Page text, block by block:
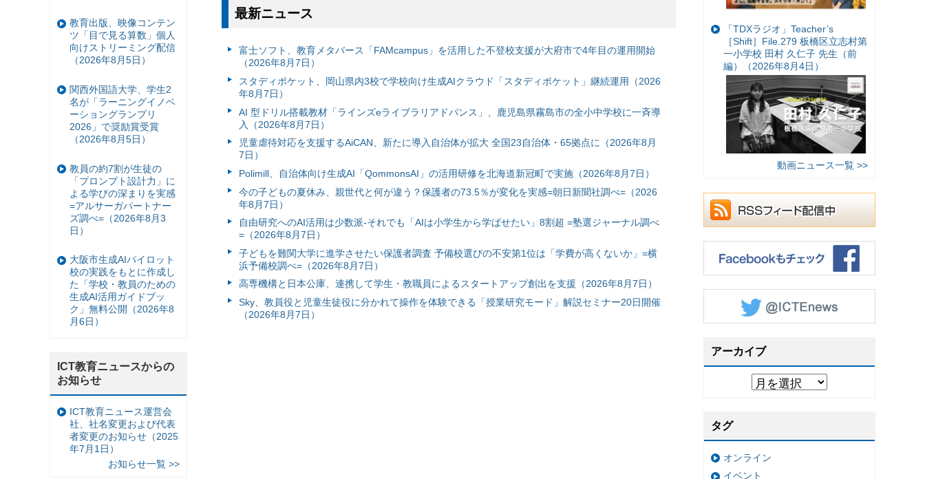
最新ニュース
富⼠ソフト、教育メタバース「FAMcampus」を活用した不登校支援が大府市で4年目の運用開始
（2026年8月7日）
スタディポケット、岡山県内3校で学校向け生成AIクラウド「スタディポケット」継続運用（2026
年8月7日）
AI 型ドリル搭載教材「ラインズeライブラリアドバンス」、鹿児島県霧島市の全小中学校に一斉導
入（2026年8月7日）
児童虐待対応を支援するAiCAN、新たに導入自治体が拡大 全国23自治体・65拠点に（2026年8月
7日）
Polimill、自治体向け生成AI「QommonsAI」の活用研修を北海道新冠町で実施（2026年8月7日）
今の子どもの夏休み、親世代と何が違う？保護者の73.5％が変化を実感=朝日新聞社調べ=（2026
年8月7日）
自由研究へのAI活用は少数派-それでも「AIは小学生から学ばせたい」8割超 =塾選ジャーナル調べ
=（2026年8月7日）
子どもを難関大学に進学させたい保護者調査 予備校選びの不安第1位は「学費が高くないか」=横
浜予備校調べ=（2026年8月7日）
高専機構と日本公庫、連携して学生・教職員によるスタートアップ創出を支援（2026年8月7日）
Sky、教員役と児童生徒役に分かれて操作を体験できる「授業研究モード」解説セミナー20日開催
（2026年8月7日）
「TDXラジオ」Teacher’s
［Shift］File.279 板橋区立志村第
一小学校 田村 久仁子 先生（前
編）（2026年8月4日）
動画ニュース一覧 >>
アーカイブ
タグ
オンライン
イベント
教育出版、映像コンテン
ツ「目で見る算数」個人
向けストリーミング配信
（2026年8月5日）
関西外国語大学、学生2
名が「ラーニングイノベ
ーショングランプリ
2026」で奨励賞受賞
（2026年8月5日）
教員の約7割が生徒の
「プロンプト設計力」に
よる学びの深まりを実感
=アルサーガパートナー
ズ調べ=（2026年8月3
日）
大阪市生成AIパイロット
校の実践をもとに作成し
た「学校・教員のための
生成AI活用ガイドブッ
ク」無料公開（2026年8
月6日）
ICT教育ニュースからの
お知らせ
ICT教育ニュース運営会
社、社名変更および代表
者変更のお知らせ（2025
年7月1日）
お知らせ一覧 >>